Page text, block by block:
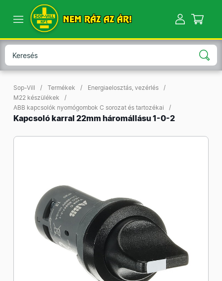
NEM RÁZ AZ ÁR!
Sop-Vill Termékek
Energiaelosztás, vezérlés
M22 készülékek
ABB kapcsolók nyomógombok C sorozat és tartozékai
Kapcsoló karral 22mm háromállásu 1-0-2